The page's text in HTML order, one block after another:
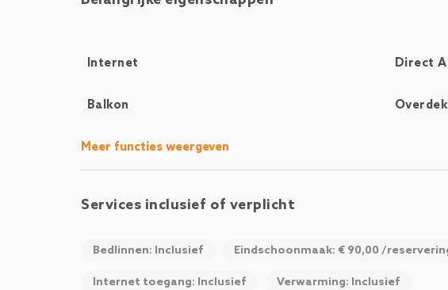
Internet Direct
Balkon
Meer functies weergeven
Services inclusief of verplicht
Bedlinnen: Inclusief Eindschoonmaak: € 90,00 /
Internet toegang: Inclusief Verwarming: Inclusief